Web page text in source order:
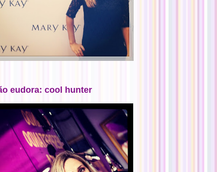
eudora: cool hunter